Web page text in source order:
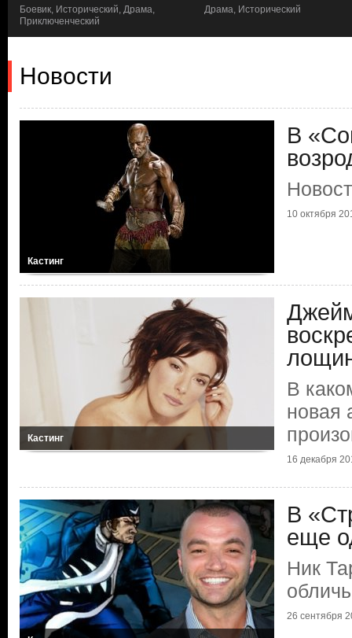
Боевик, Исторический, Драма,
Приключенческий
Драма, Исторический
Новости
Кастинг
В
10 октября
Кастинг
В
новая
16 декабря
В
еще
Ник
26 сентября